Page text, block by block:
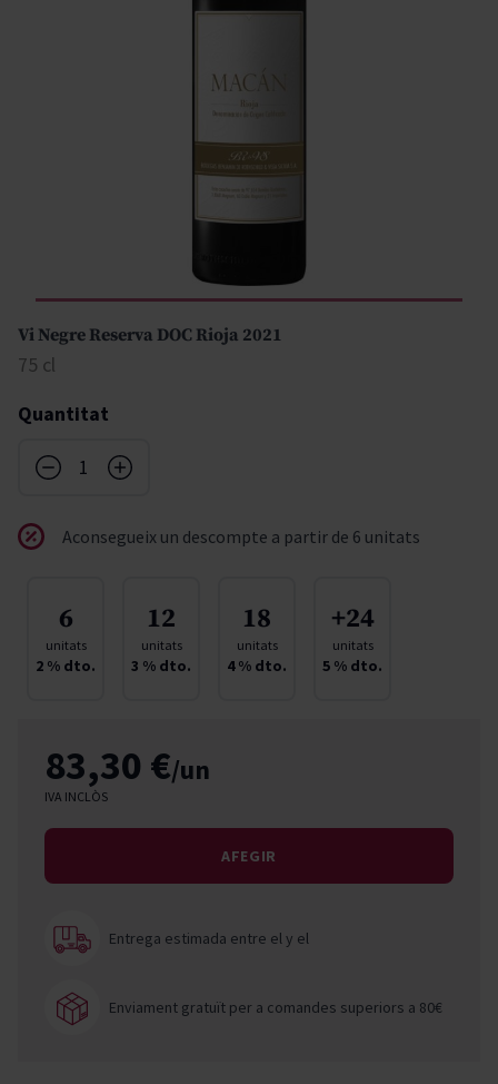
Vi Negre Reserva DOC Rioja 2021
75 cl
Quantitat
Aconsegueix un descompte a partir de 6 unitats
6
unitats
2 % dto.
12
unitats
3 % dto.
18
unitats
4% dto.
+24
unitats
5 % dto.
83,30 €/un
IVA INCLÒS
AFEGIR
Entrega estimada entre ely el
Enviament gratuït per a comandes superiors a 80€